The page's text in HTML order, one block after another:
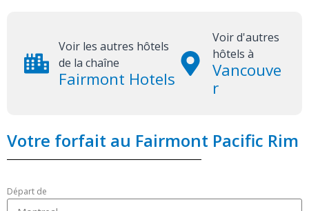
Voir les autres hôtels
de la chaîne
Fairmont Hotels
Voir d'autres
hôtels à
Vancouve
r
Votre forfait au Fairmont Pacific Rim
Départ de